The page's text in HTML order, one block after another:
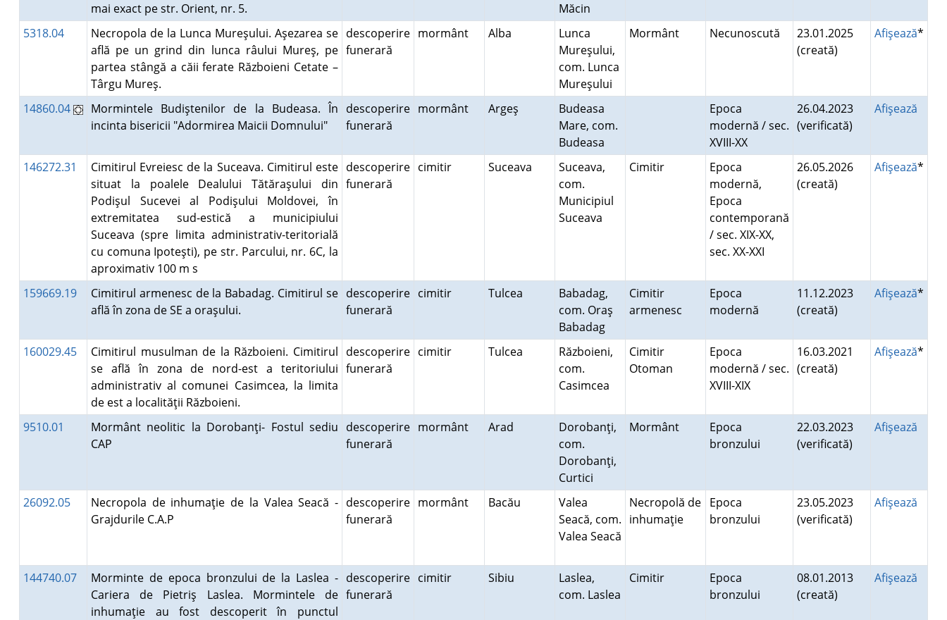
mai exact pe str. Orient, nr. 5.
Măcin
5318.04
Necropola de la Lunca Mureşului. Aşezarea se
află pe un grind din lunca râului Mureş, pe
partea stângă a căii ferate Războieni Cetate –
Târgu Mureş.
descoperire
funerară
mormânt Alba
Lunca
Mureşului,
com. Lunca
Mureşului
Mormânt Necunoscută
23.01.2025
(creată)
Afişează*
14860.04
Mormintele Budiştenilor de la Budeasa. În
incinta bisericii "Adormirea Maicii Domnului"
descoperire
funerară
mormânt Argeş
Budeasa
Mare, com.
Budeasa
Epoca
modernă / sec.
XVIII-XX
26.04.2023
(verificată)
Afişează
146272.31
Cimitirul Evreiesc de la Suceava. Cimitirul este
situat la poalele Dealului Tătăraşului din
Podişul Sucevei al Podişului Moldovei, în
extremitatea sud-estică a municipiului
Suceava (spre limita administrativ-teritorială
cu comuna Ipoteşti), pe str. Parcului, nr. 6C, la
aproximativ 100 m s
descoperire
funerară
cimitir Suceava
Suceava,
com.
Municipiul
Suceava
Cimitir
Epoca
modernă,
Epoca
contemporană
/ sec. XIX-XX,
sec. XX-XXI
26.05.2026
(creată)
Afişează*
159669.19
Cimitirul armenesc de la Babadag. Cimitirul se
află în zona de SE a oraşului.
descoperire
funerară
cimitir Tulcea
Babadag,
com. Oraş
Babadag
Cimitir
armenesc
Epoca
modernă
11.12.2023
(creată)
Afişează*
160029.45
Cimitirul musulman de la Războieni. Cimitirul
se află în zona de nord-est a teritoriului
administrativ al comunei Casimcea, la limita
de est a localităţii Războieni.
descoperire
funerară
cimitir Tulcea
Războieni,
com.
Casimcea
Cimitir
Otoman
Epoca
modernă / sec.
XVIII-XIX
16.03.2021
(creată)
Afişează*
9510.01
Mormânt neolitic la Dorobanţi- Fostul sediu
CAP
descoperire
funerară
mormânt Arad
Dorobanţi,
com.
Dorobanţi,
Curtici
Mormânt
Epoca
bronzului
22.03.2023
(verificată)
Afişează
26092.05
Necropola de inhumaţie de la Valea Seacă -
Grajdurile C.A.P
descoperire
funerară
mormânt Bacău
Valea
Seacă, com.
Valea Seacă
Necropolă de
inhumaţie
Epoca
bronzului
23.05.2023
(verificată)
Afişează
144740.07
Morminte de epoca bronzului de la Laslea -
Cariera de Pietriş Laslea. Mormintele de
inhumaţie au fost descoperit în punctul
descoperire
funerară
cimitir Sibiu
Laslea,
com. Laslea
Cimitir
Epoca
bronzului
08.01.2013
(creată)
Afişează